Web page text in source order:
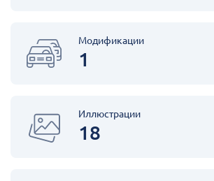
Модификации
1
Иллюстрации
18